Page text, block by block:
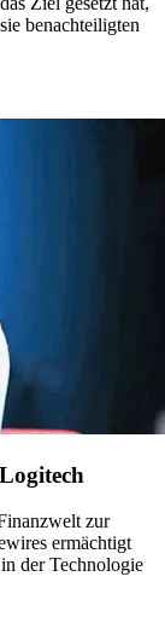
benachteiligten
zur
ermächtigt
der Technologie